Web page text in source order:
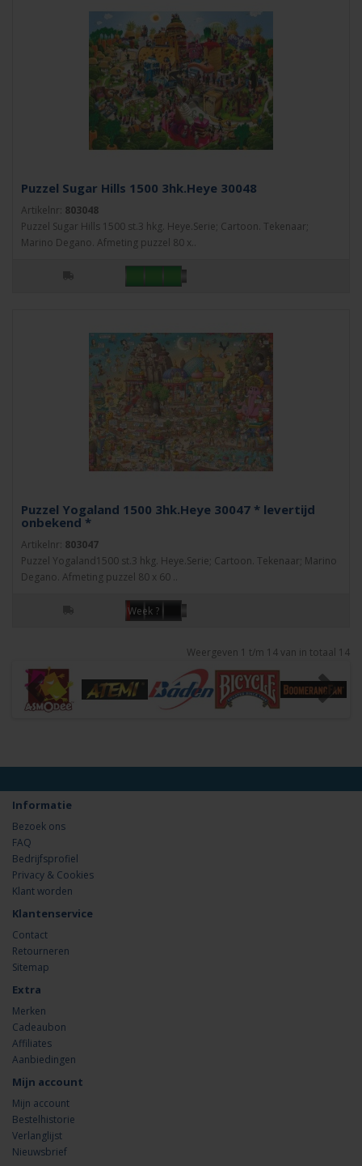
Puzzel Sugar Hills 1500 3hk.Heye 30048
Artikelnr: 803048
Puzzel Sugar Hills 1500 st.3 hkg. Heye.Serie; Cartoon. Tekenaar;
Marino Degano. Afmeting puzzel 80 x..
Puzzel Yogaland 1500 3hk.Heye 30047 * levertijd
onbekend *
Artikelnr: 803047
Puzzel Yogaland1500 st.3 hkg. Heye.Serie; Cartoon. Tekenaar; Marino
Degano. Afmeting puzzel 80 x 60 ..
Week ?
Weergeven 1 t/m 14 van in totaal 14
Informatie
Bezoek ons
FAQ
Bedrijfsprofiel
Privacy & Cookies
Klant worden
Klantenservice
Contact
Retourneren
Sitemap
Extra
Merken
Cadeaubon
Affiliates
Aanbiedingen
Mijn account
Mijn account
Bestelhistorie
Verlanglijst
Nieuwsbrief